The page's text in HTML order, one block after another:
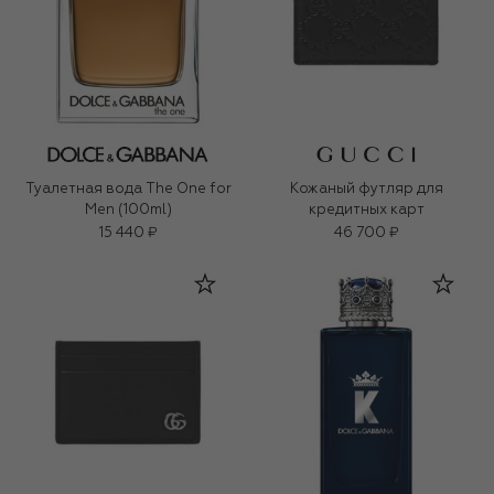
Туалетная вода The One for
Men (100ml)
15 440 ₽
Кожаный футляр для
кредитных карт
46 700 ₽